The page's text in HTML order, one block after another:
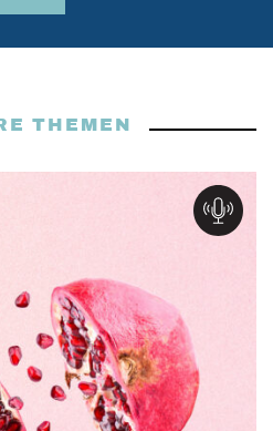
THEMEN